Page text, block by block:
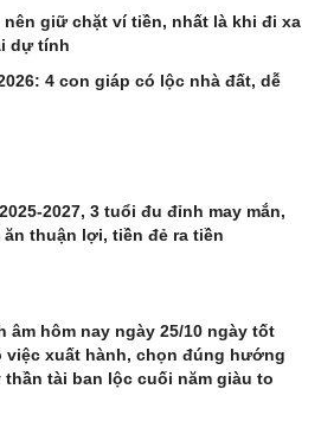
nên giữ chặt ví tiền, nhất là khi đi xa
dự tính
4 con giáp có lộc nhà đất, dễ
2027, 3 tuổi đu đỉnh may mắn,
ăn thuận lợi, tiền đẻ ra tiền
âm hôm nay ngày 25/10 ngày tốt
việc xuất hành, chọn đúng hướng
thần tài ban lộc cuối năm giàu to